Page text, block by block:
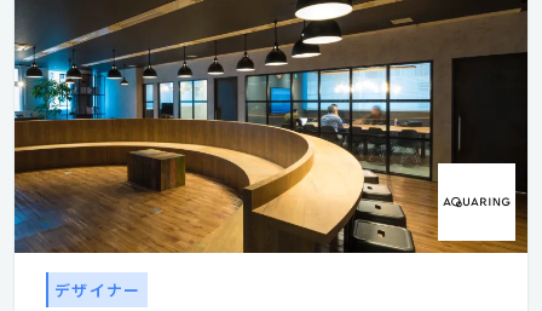
▼Value ◎自分自身の価値観「いいモノをつくる」 一人一人
が、プロとしてこだわる。 どんなことにも本質を探究しなが
ら、誇りを持って、自分の仕事をとことん磨く。 ◎自分と組織の
価値観「チームの力を信じる」 いっしょにやれば、できるかもし
れない。 仲間を信じて求めあい、助けあい、高めあいながら、 一
人ではできないことを、チームで実現する。 ◎自分と社会の価値
観「理想へ背伸びをする」 どんなことも、始まりは「やってみ
る」から。 理想の社会から、自分の必要なことを見つけだし、果
敢に挑み、積み重ね、到達する。
デザイナー